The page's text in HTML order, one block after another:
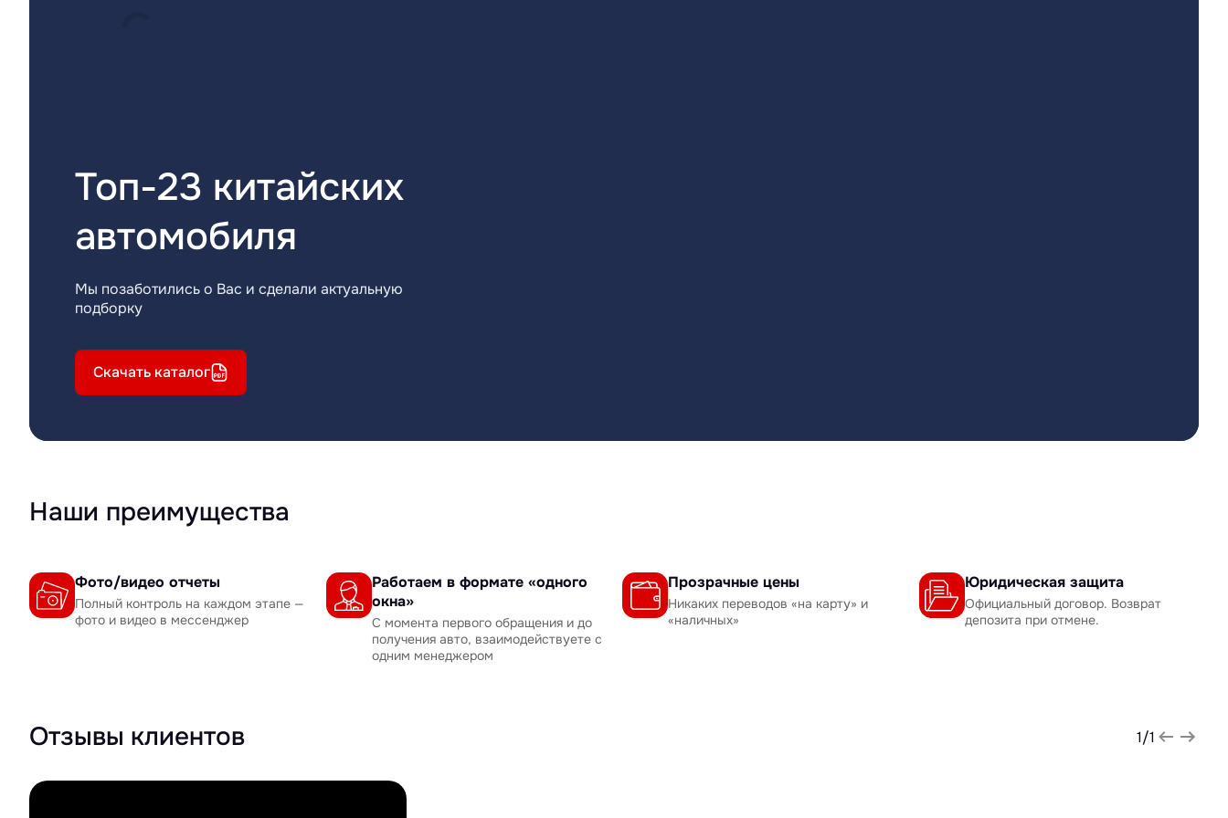
Топ-23 китайских
автомобиля
Мы позаботились о Вас и сделали актуальную
подборку
Скачать каталог
Наши преимущества
Фото/видео отчеты
Полный контроль на каждом этапе —
фото и видео в мессенджер
Работаем в формате «одного
окна»
С момента первого обращения и до
получения авто, взаимодействуете с
одним менеджером
Прозрачные цены
Никаких переводов «на карту» и
«наличных»
Юридическая защита
Официальный договор. Возврат
депозита при отмене.
Отзывы клиентов 1/1